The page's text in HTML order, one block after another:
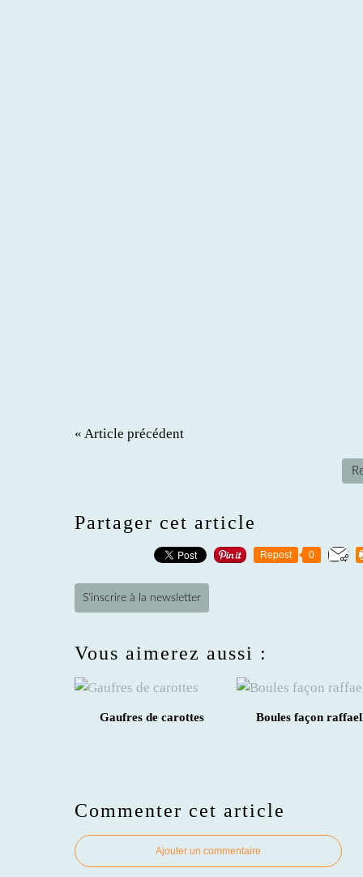
« Article précédent
Partager cet article
Repost 0
S'inscrire à la newsletter
Vous aimerez aussi :
Gaufres de carottes
Boules façon
Commenter cet article
Ajouter un commentaire